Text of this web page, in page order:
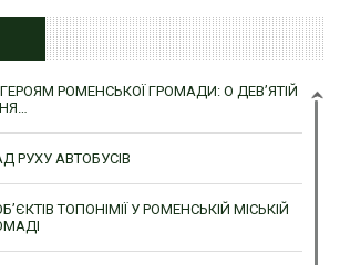
РОМЕНСЬКОЇ ГРОМАДИ: О ДЕВ’ЯТІЙ
РУХУ АВТОБУСІВ
ТОПОНІМІЇ У РОМЕНСЬКІЙ МІСЬКІЙ